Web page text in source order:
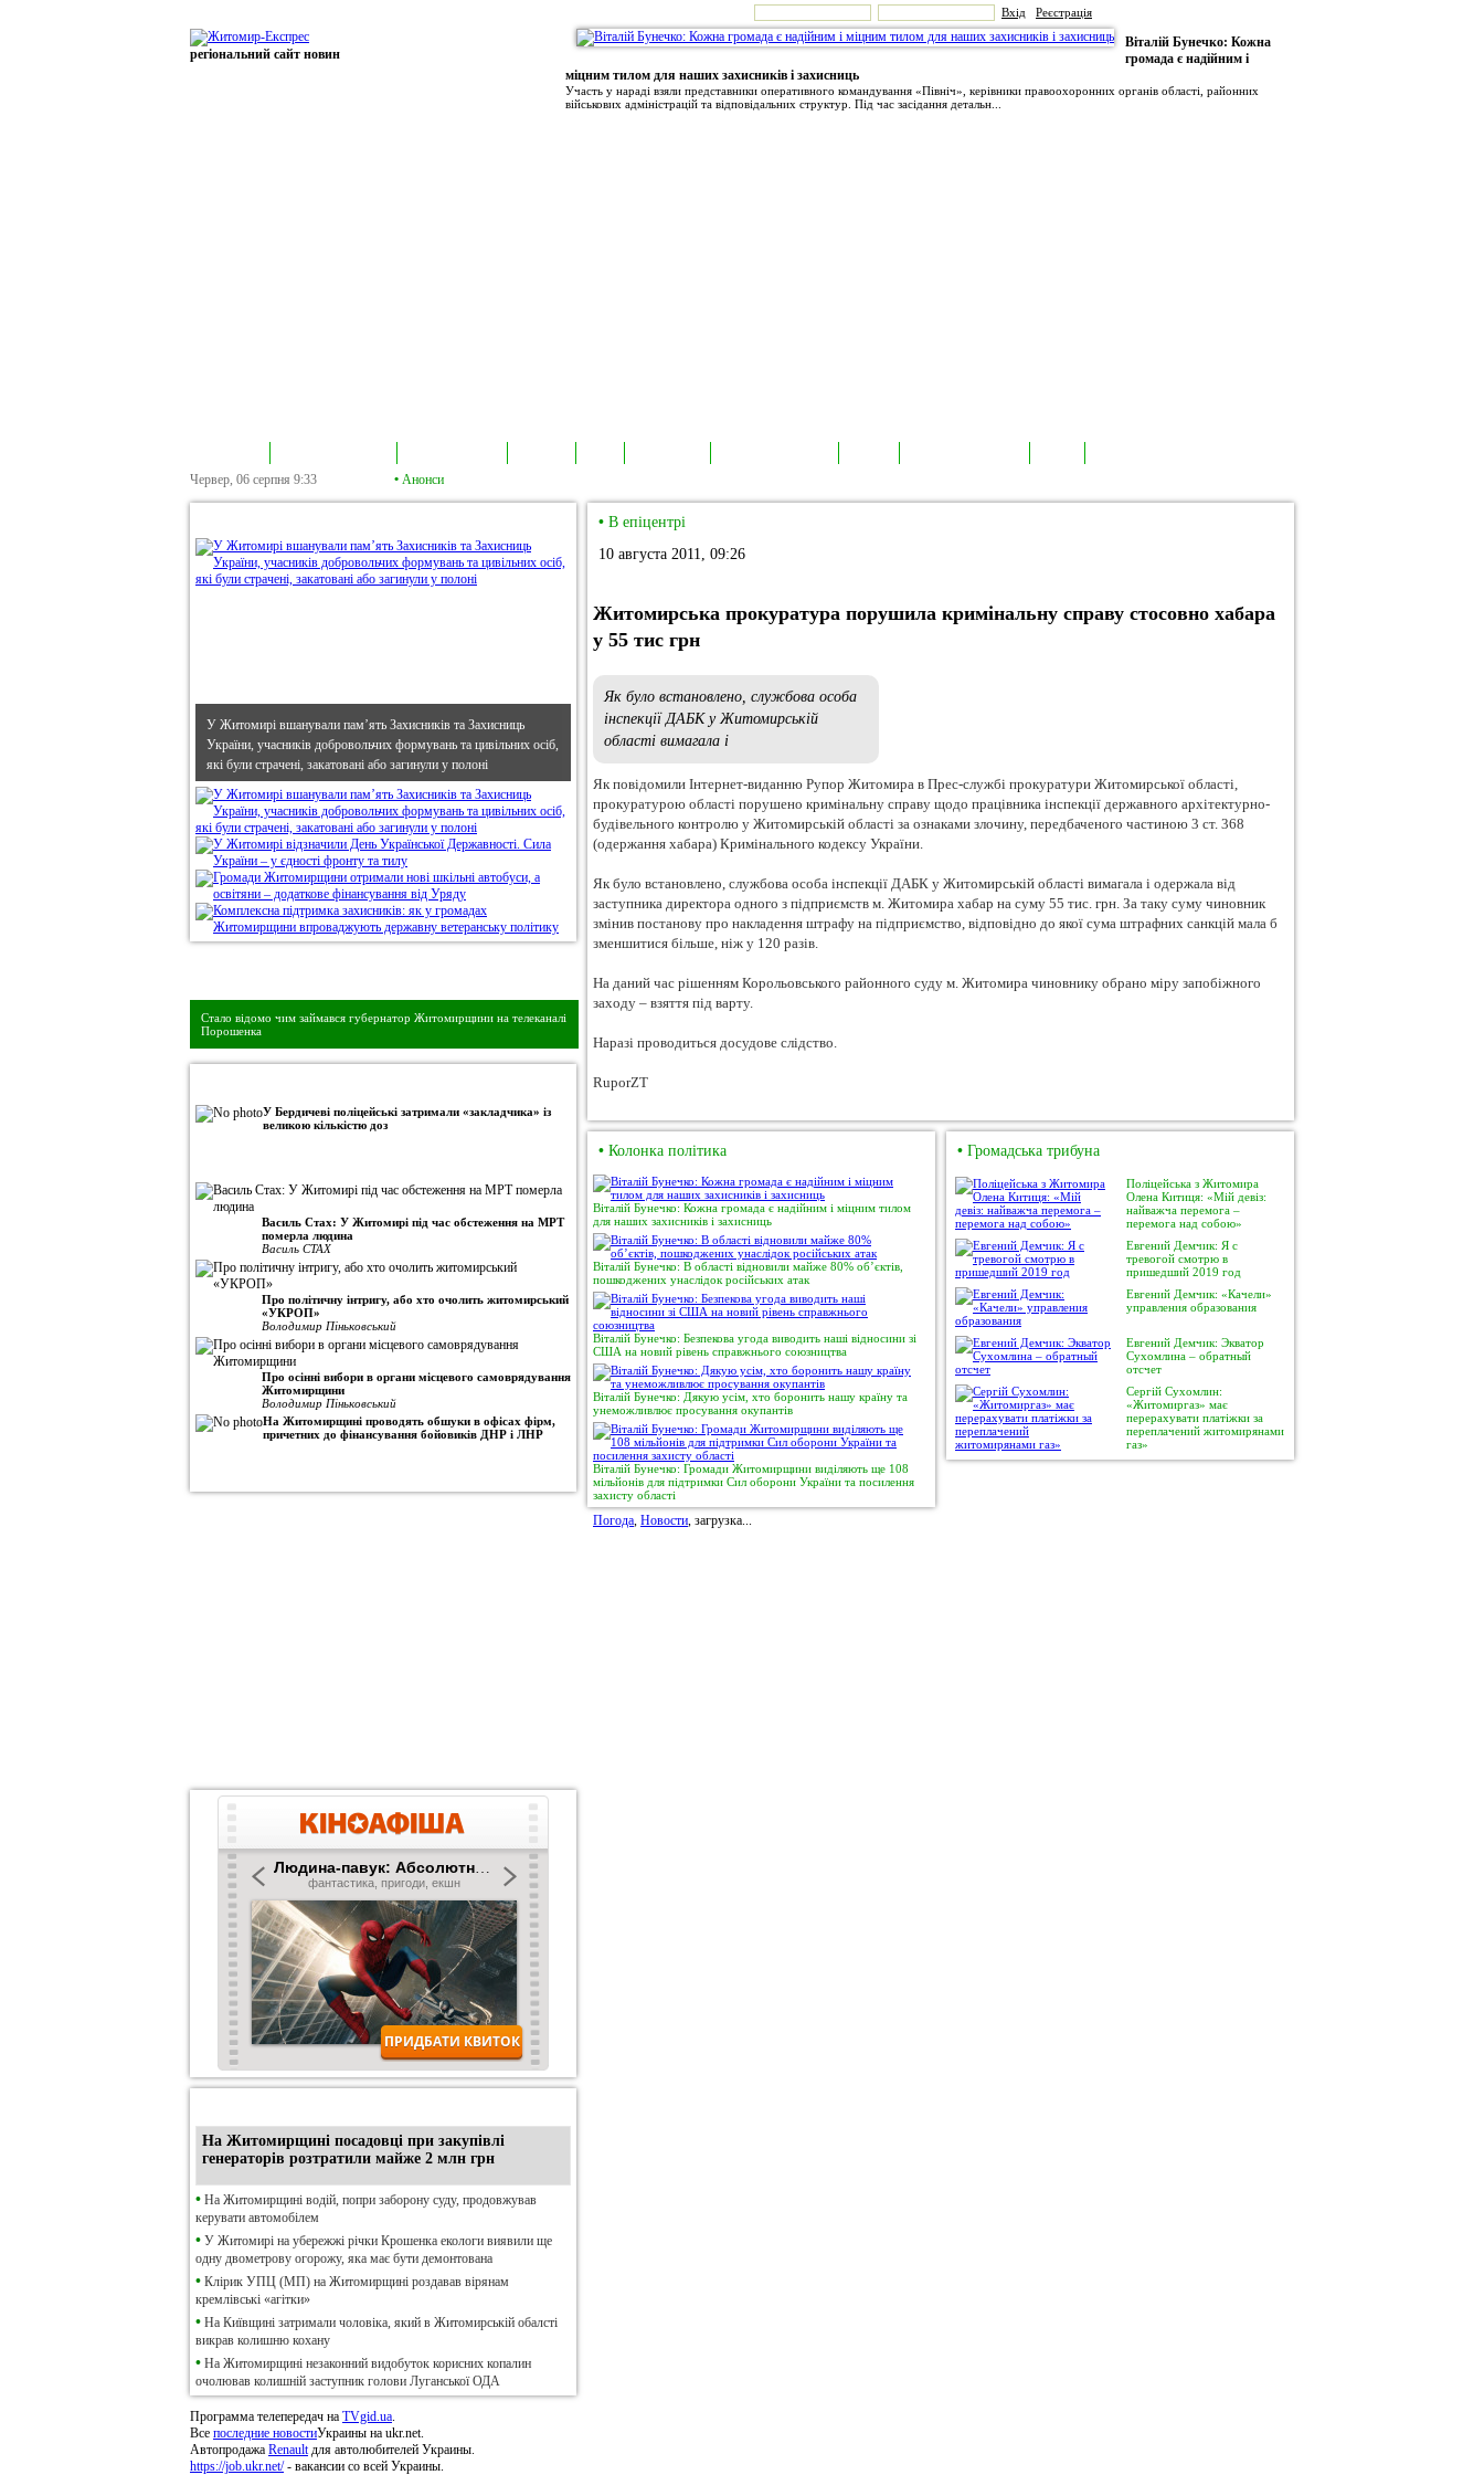
Вхід Реєстрація
регіональний сайт новин
Віталій Бунечко: Кожна
громада є надійним і
міцним тилом для наших захисників і захисниць
Участь у нараді взяли представники оперативного командування «Північ», керівники правоохоронних органів області, районних
військових адміністрацій та відповідальних структур. Під час засідання детальн...
Червер, 06 серпня 9:33 • Анонси
У Житомирі вшанували пам’ять Захисників та Захисниць
України, учасників добровольчих формувань та цивільних осіб,
які були страчені, закатовані або загинули у полоні
Стало відомо чим займався губернатор Житомирщини на телеканалі
Порошенка
У Бердичеві поліцейські затримали «закладчика» із
великою кількістю доз
Василь Стах: У Житомирі під час обстеження на МРТ
померла людина
Василь СТАХ
Про політичну інтригу, або хто очолить житомирський
«УКРОП»
Володимир Піньковський
Про осінні вибори в органи місцевого самоврядування
Житомирщини
Володимир Піньковський
На Житомирщині проводять обшуки в офісах фірм,
причетних до фінансування бойовиків ДНР і ЛНР
На Житомирщині посадовці при закупівлі
генераторів розтратили майже 2 млн грн
• На Житомирщині водій, попри заборону суду, продовжував
керувати автомобілем
• У Житомирі на убережжі річки Крошенка екологи виявили ще
одну двометрову огорожу, яка має бути демонтована
• Клірик УПЦ (МП) на Житомирщині роздавав вірянам
кремлівські «агітки»
• На Київщині затримали чоловіка, який в Житомирській обалсті
викрав колишню кохану
• На Житомирщині незаконний видобуток корисних копалин
очолював колишній заступник голови Луганської ОДА
Программа телепередач на TVgid.ua.
Все последние новостиУкраины на ukr.net.
Автопродажа Renaultдля автолюбителей Украины.
https://job.ukr.net/- вакансии со всей Украины.
• В епіцентрі
10 августа 2011, 09:26
Житомирська прокуратура порушила кримінальну справу стосовно хабара
у 55 тис грн
Як було встановлено, службова особа
інспекції ДАБК у Житомирській
області вимагала і
Як повідомили Інтернет-виданню Рупор Житомира в Прес-службі прокуратури Житомирської області,
прокуратурою області порушено кримінальну справу щодо працівника інспекції державного архітектурно-
будівельного контролю у Житомирській області за ознаками злочину, передбаченого частиною 3 ст. 368
(одержання хабара) Кримінального кодексу України.
Як було встановлено, службова особа інспекції ДАБК у Житомирській області вимагала і одержала від
заступника директора одного з підприємств м. Житомира хабар на суму 55 тис. грн. За таку суму чиновник
змінив постанову про накладення штрафу на підприємство, відповідно до якої сума штрафних санкцій мала б
зменшитися більше, ніж у 120 разів.
На даний час рішенням Корольовського районного суду м. Житомира чиновнику обрано міру запобіжного
заходу – взяття під варту.
Наразі проводиться досудове слідство.
RuporZT
• Колонка політика
Віталій Бунечко: Кожна громада є надійним і міцним тилом
для наших захисників і захисниць
Віталій Бунечко: В області відновили майже 80% об’єктів,
пошкоджених унаслідок російських атак
Віталій Бунечко: Безпекова угода виводить наші відносини зі
США на новий рівень справжнього союзництва
Віталій Бунечко: Дякую усім, хто боронить нашу країну та
унеможливлює просування окупантів
Віталій Бунечко: Громади Житомирщини виділяють ще 108
мільйонів для підтримки Сил оборони України та посилення
захисту області
• Громадська трибуна
Поліцейська з Житомира
Олена Китиця: «Мій девіз:
найважча перемога –
перемога над собою»
Евгений Демчик: Я с
тревогой смотрю в
пришедший 2019 год
Евгений Демчик: «Качели»
управления образования
Евгений Демчик: Экватор
Сухомлина – обратный
отсчет
Сергій Сухомлин:
«Житомиргаз» має
перерахувати платіжки за
переплачений житомирянами
газ»
Погода, Новости, загрузка...